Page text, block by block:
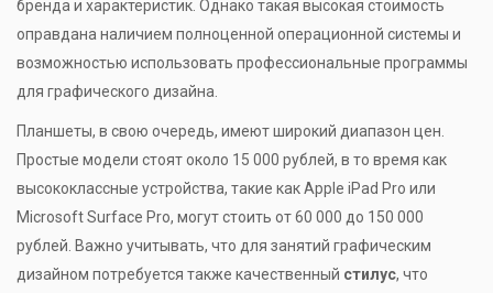
бренда и характеристик. Однако такая высокая стоимость
оправдана наличием полноценной операционной системы и
возможностью использовать профессиональные программы
для графического дизайна.
Планшеты, в свою очередь, имеют широкий диапазон цен.
Простые модели стоят около 15 000 рублей, в то время как
высококлассные устройства, такие как Apple iPad Pro или
Microsoft Surface Pro, могут стоить от 60 000 до 150 000
рублей. Важно учитывать, что для занятий графическим
дизайном потребуется также качественный стилус, что